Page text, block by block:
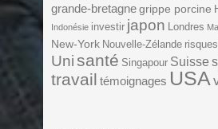
grande-bretagne grippe porcine
Indonésie investir japon Londres
New-York Nouvelle-Zélande risques
Unisanté Singapour Suisse
travail témoignages USA